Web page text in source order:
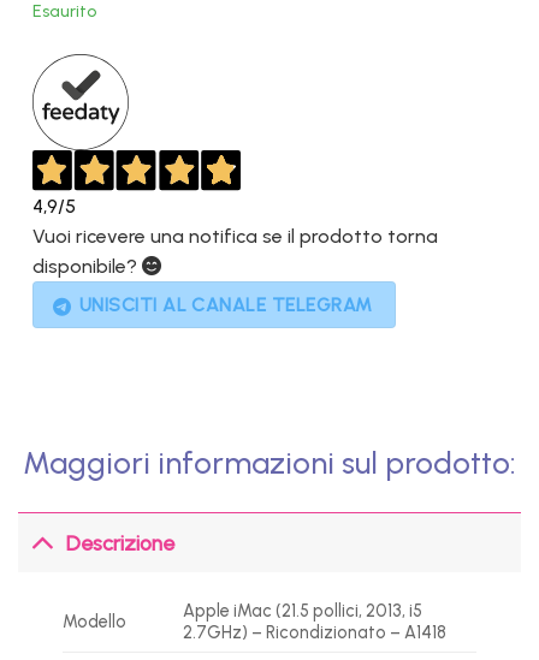
Esaurito
4,9/5
Vuoi ricevere una notifica se il prodotto torna
disponibile?
UNISCITI AL CANALE TELEGRAM
Maggiori informazioni sul prodotto:
Descrizione
Modello
Apple iMac (21.5 pollici, 2013, i5
2.7GHz) – Ricondizionato – A1418